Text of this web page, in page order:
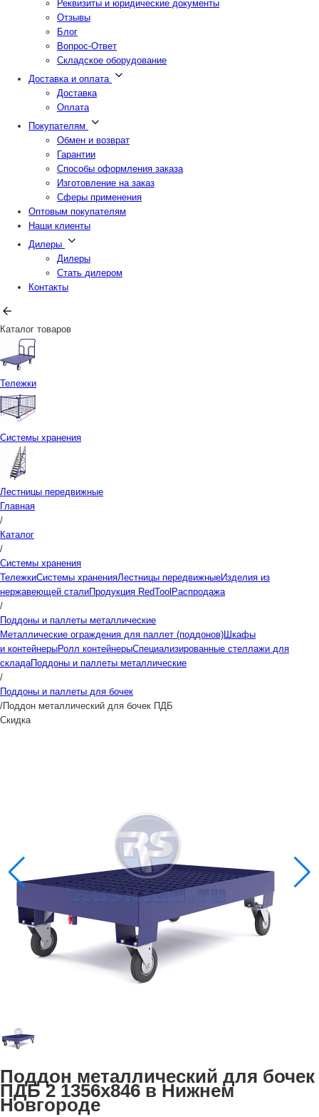
Реквизиты и юридические документы
Отзывы
Блог
Вопрос-Ответ
Складское оборудование
Доставка и оплата
Доставка
Оплата
Покупателям
Обмен и возврат
Гарантии
Способы оформления заказа
Изготовление на заказ
Сферы применения
Оптовым покупателям
Наши клиенты
Дилеры
Дилеры
Стать дилером
Контакты
Каталог товаров
Тележки
Системы хранения
Лестницы передвижные
Главная
/
Каталог
/
Системы хранения
ТележкиСистемы храненияЛестницы передвижныеИзделия из
нержавеющей сталиПродукция RedTool Распродажа
/
Поддоны и паллеты металлические
Металлические ограждения для паллет (поддонов)Шкафы
и контейнерыРолл контейнерыСпециализированные стеллажи для
складаПоддоны и паллеты металлические
/
Поддоны и паллеты для бочек
/Поддон металлический для бочек ПДБ
Скидка
Поддон металлический для бочек
ПДБ 2 1356х846 в Нижнем
Новгороде